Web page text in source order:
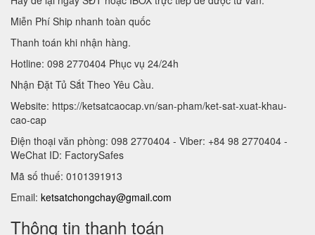
Miễn Phí Ship nhanh toàn quốc
Thanh toán khi nhận hàng.
Hotline: 098 2770404 Phục vụ 24/24h
Nhận Đặt Tủ Sắt Theo Yêu Cầu.
Website: https://ketsatcaocap.vn/san-pham/ket-sat-xuat-khau-
cao-cap
Điện thoại văn phòng: 098 2770404 - Viber: +84 98 2770404 -
WeChat ID: FactorySafes
Mã số thuế: 0101391913
Email: ketsatchongchay@gmail.com
Thông tin thanh toán